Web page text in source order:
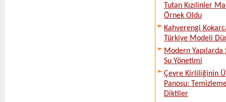
Tutan Kızılinler
Örnek Oldu
Kahverengi
Türkiye Modeli
Modern Yapılarda
Su Yönetimi
Çevre Kirliliğinin
Panosu:
Diktiler